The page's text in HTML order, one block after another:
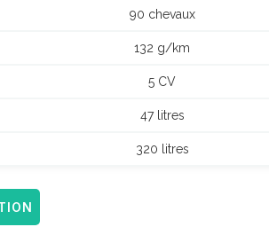
90 chevaux
132 g/km
5 CV
47 litres
320 litres